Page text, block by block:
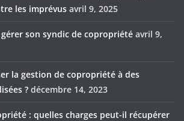
les imprévus avril 9, 2025
son syndic de copropriété avril 9,
la gestion de copropriété à des
? décembre 14, 2023
: quelles charges peut-il récupérer